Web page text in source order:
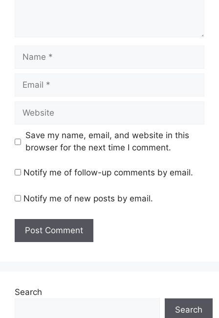
Name
Email
Website
Save my name, email, and website in this
browser for the next time I comment.
Notify me of follow-up comments by email.
Notify me of new posts by email.
Search
Search